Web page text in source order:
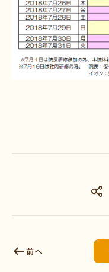
前へ